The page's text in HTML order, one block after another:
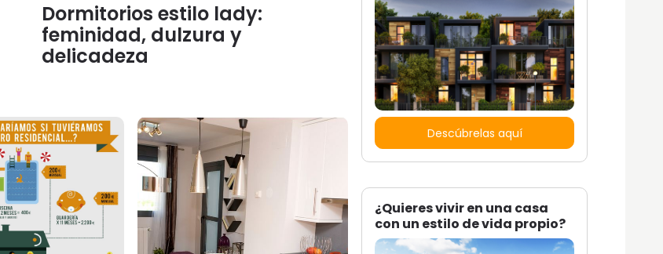
Dormitorios estilo lady:
feminidad, dulzura y
delicadeza
Descúbrelas aquí
¿Quieres vivir en una casa
con un estilo de vida propio?